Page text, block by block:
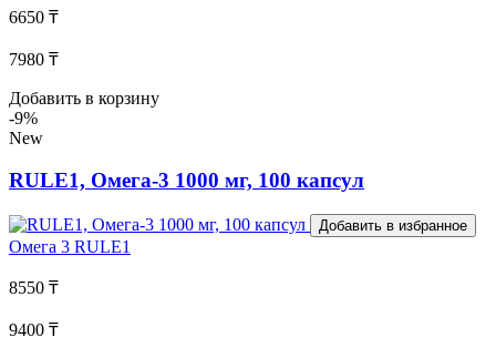
6650 ₸
7980 ₸
Добавить в корзину
-9%
New
RULE1, Омега-3 1000 мг, 100 капсул
Добавить в избранное
Омега 3 RULE1
8550 ₸
9400 ₸